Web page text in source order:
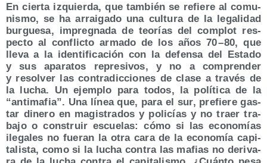
En cier­ta izquier­da, que tam­bién se refie­re al comu­
nis­mo, se ha arrai­ga­do una cul­tu­ra de la lega­li­dad
bur­gue­sa, impreg­na­da de teo­rías del com­plot res­
pec­to al con­flic­to arma­do de los años 70 – 80, que
lle­va a la iden­ti­fi­ca­ción con la defen­sa del Esta­do
y sus apa­ra­tos repre­si­vos, y no a com­pren­der
y resol­ver las con­tra­dic­cio­nes de cla­se a tra­vés de
la lucha. Un ejem­plo para todos, la polí­ti­ca de la
“anti­ma­fia”. Una línea que, para el sur, pre­fie­re gas­
tar dine­ro en magis­tra­dos y poli­cías y no traer tra­
ba­jo o cons­truir escue­las: cómo si las eco­no­mías
ile­ga­les no fue­ran la otra cara de la eco­no­mía capi­
ta­lis­ta, como si la lucha con­tra las mafias no deri­va­